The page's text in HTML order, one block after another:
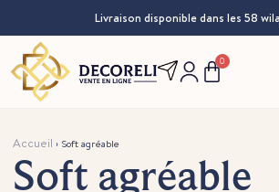
Livraison disponible dans les 58
0
Accueil › Soft agréable
Soft agréable